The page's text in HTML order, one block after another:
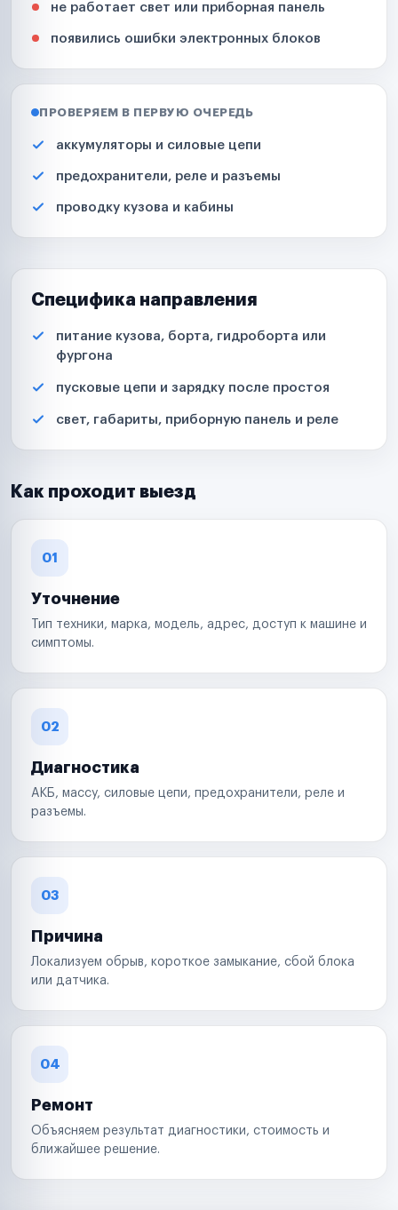
не работает свет или приборная панель
появились ошибки электронных блоков
ПРОВЕРЯЕМ В ПЕРВУЮ ОЧЕРЕДЬ
аккумуляторы и силовые цепи
предохранители, реле и разъемы
проводку кузова и кабины
Специфика направления
питание кузова, борта, гидроборта или
фургона
пусковые цепи и зарядку после простоя
свет, габариты, приборную панель и реле
Как проходит выезд
01
Уточнение
Тип техники, марка, модель, адрес, доступ к машине и
симптомы.
02
Диагностика
АКБ, массу, силовые цепи, предохранители, реле и
разъемы.
03
Причина
Локализуем обрыв, короткое замыкание, сбой блока
или датчика.
04
Ремонт
Объясняем результат диагностики, стоимость и
ближайшее решение.